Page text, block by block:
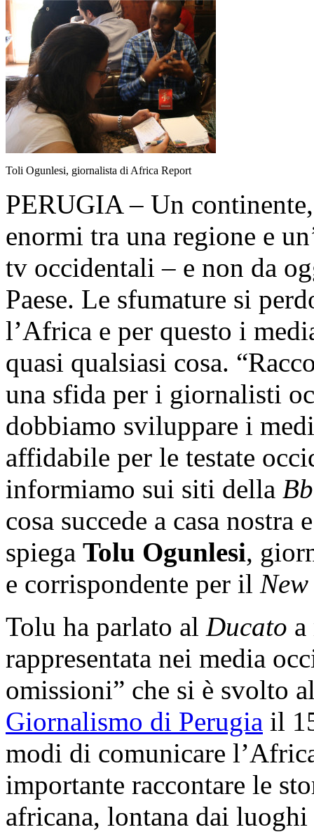
Toli Ogunlesi, giornalista di Africa Report
PERUGIA – Un
enormi tra una regione e
tv occidentali – e non da
Paese. Le sfumature si
l’Africa e per questo i
quasi qualsiasi cosa.
una sfida per i giornalisti
dobbiamo sviluppare i
affidabile per le testate
informiamo sui siti della
cosa succede a casa nostra
spiega Tolu Ogunlesi,
e corrispondente per il
Tolu ha parlato al Ducato
rappresentata nei media
omissioni” che si è svolto
Giornalismo di Perugia il
modi di comunicare
importante raccontare le
africana, lontana dai